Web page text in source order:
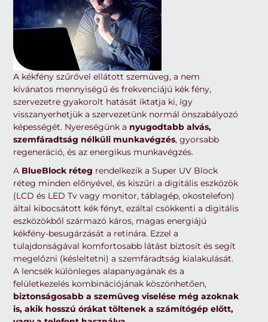
A kékfény szűrővel ellátott szemüveg, a nem
kívánatos mennyiségű és frekvenciájú kék fény,
szervezetre gyakorolt hatását iktatja ki, így
visszanyerhetjük a szervezetünk normál önszabályozó
képességét. Nyereségünk a nyugodtabb alvás,
szemfáradtság nélküli munkavégzés, gyorsabb
regeneráció, és az energikus munkavégzés.
A BlueBlock réteg rendelkezik a Super UV Block
réteg minden előnyével, és kiszűri a digitális eszközök
(LCD és LED Tv vagy monitor, táblagép, okostelefon)
által kibocsátott kék fényt, ezáltal csökkenti a digitális
eszközökből származó káros, magas energiájú
kékfény-besugárzását a retinára. Ezzel a
tulajdonságával komfortosabb látást biztosít és segít
megelőzni (késleltetni) a szemfáradtság kialakulását.
A lencsék különleges alapanyagának és a
felületkezelés kombinációjának köszönhetően,
biztonságosabb a szemüveg viselése még azoknak
is, akik hosszú órákat töltenek a számítógép előtt,